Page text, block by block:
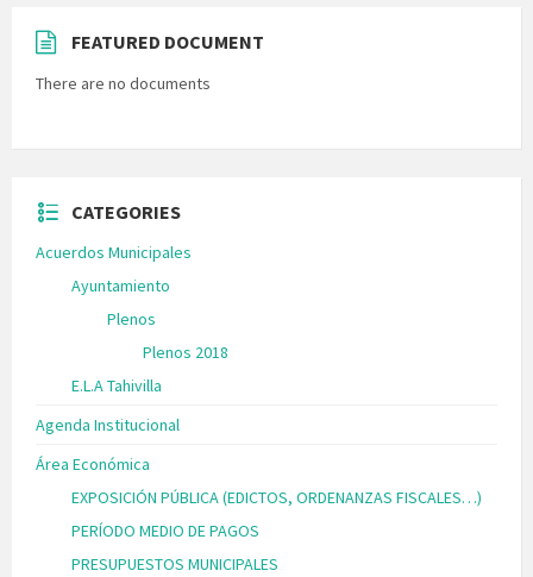
FEATURED DOCUMENT
There are no documents
CATEGORIES
Acuerdos Municipales
Ayuntamiento
Plenos
Plenos 2018
E.L.A Tahivilla
Agenda Institucional
Área Económica
EXPOSICIÓN PÚBLICA (EDICTOS, ORDENANZAS FISCALES…)
PERÍODO MEDIO DE PAGOS
PRESUPUESTOS MUNICIPALES